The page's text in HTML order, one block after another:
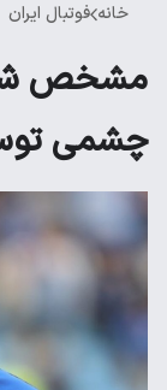
خانه فوتبال ایران
مشخص
چشمی